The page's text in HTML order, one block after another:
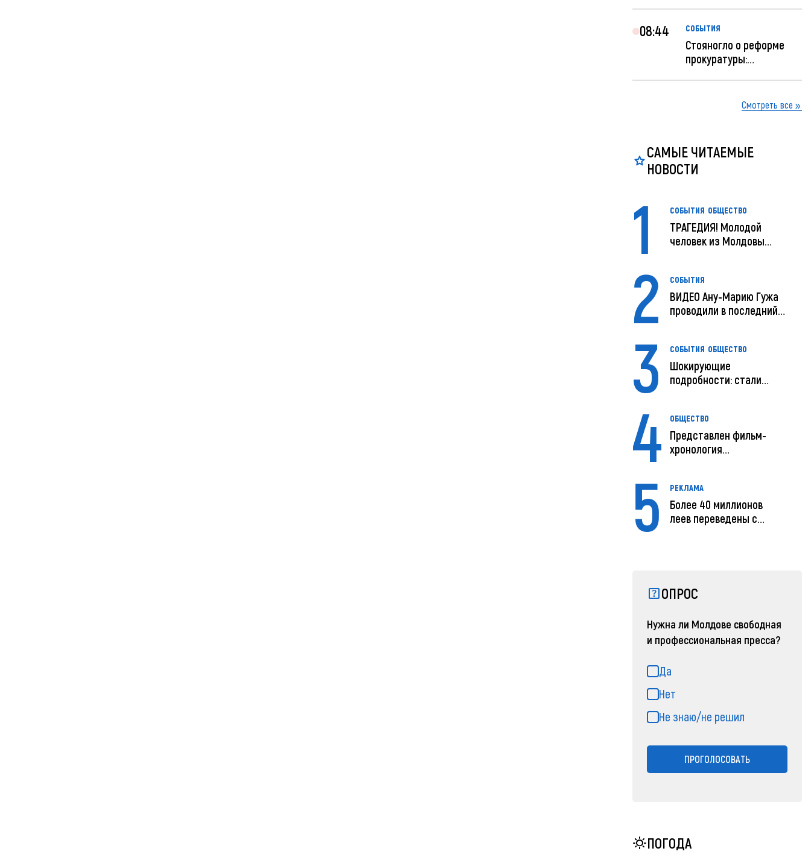
08:44 СОБЫТИЯ
Стояногло о реформе
прокуратуры:
Смотреть все
САМЫЕ ЧИТАЕМЫЕ
НОВОСТИ
1 СОБЫТИЯ ОБЩЕСТВО
ТРАГЕДИЯ! Молодой
человек из Молдовы
2 СОБЫТИЯ
ВИДЕО Ану-Марию Гужа
проводили в последний
3 СОБЫТИЯ ОБЩЕСТВО
Шокирующие
подробности: стали
4 ОБЩЕСТВО
Представлен фильм-
хронология
5 РЕКЛАМА
Более 40 миллионов
леев переведены с
ОПРОС
Нужна ли Молдове свободная
и профессиональная пресса?
Да
Нет
Не знаю/не решил
ПРОГОЛОСОВАТЬ
ПОГОДА